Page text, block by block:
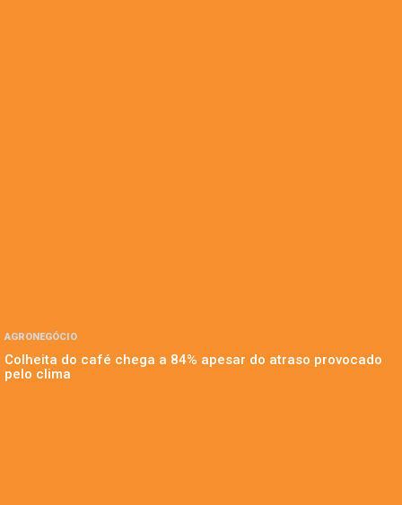
AGRONEGÓCIO
Colheita do café chega a 84% apesar do atraso provocado
pelo clima